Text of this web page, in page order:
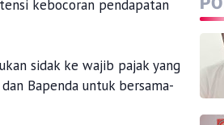
kebocoran pendapatan
sidak ke wajib pajak yang
Bapenda untuk bersama-